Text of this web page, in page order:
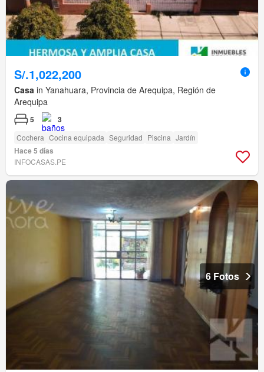
S/.1,022,200
Casa in Yanahuara, Provincia de Arequipa, Región de
Arequipa
5 3
Cochera Cocina equipada Seguridad Piscina Jardín
Hace 5 días
INFOCASAS.PE
6 Fotos